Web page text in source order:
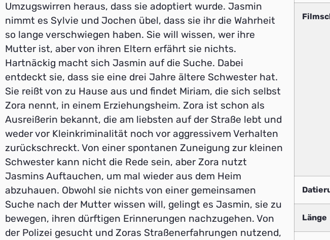
Umzugswirren heraus, dass sie adoptiert wurde. Jasmin
nimmt es Sylvie und Jochen übel, dass sie ihr die Wahrheit
so lange verschwiegen haben. Sie will wissen, wer ihre
Mutter ist, aber von ihren Eltern erfährt sie nichts.
Hartnäckig macht sich Jasmin auf die Suche. Dabei
entdeckt sie, dass sie eine drei Jahre ältere Schwester hat.
Sie reißt von zu Hause aus und findet Miriam, die sich selbst
Zora nennt, in einem Erziehungsheim. Zora ist schon als
Ausreißerin bekannt, die am liebsten auf der Straße lebt und
weder vor Kleinkriminalität noch vor aggressivem Verhalten
zurückschreckt. Von einer spontanen Zuneigung zur kleinen
Schwester kann nicht die Rede sein, aber Zora nutzt
Jasmins Auftauchen, um mal wieder aus dem Heim
abzuhauen. Obwohl sie nichts von einer gemeinsamen
Suche nach der Mutter wissen will, gelingt es Jasmin, sie zu
bewegen, ihren dürftigen Erinnerungen nachzugehen. Von
der Polizei gesucht und Zoras Straßenerfahrungen nutzend,
Länge